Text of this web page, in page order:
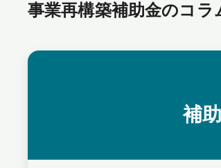
事業再構築補助金のコラ
補